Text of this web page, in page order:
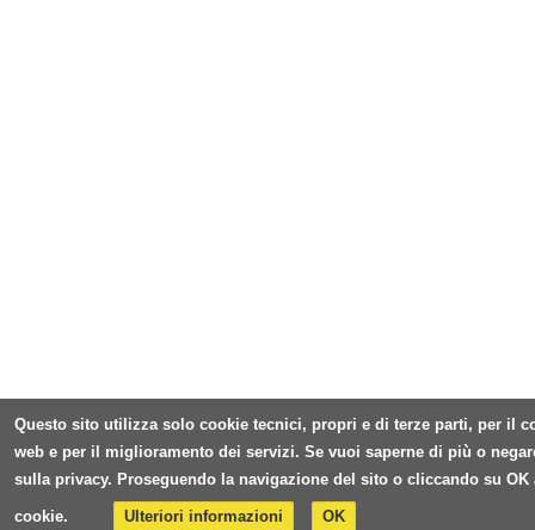
Questo sito utilizza solo cookie tecnici, propri e di terze parti, per il
web e per il miglioramento dei servizi. Se vuoi saperne di più o
sulla privacy. Proseguendo la navigazione del sito o cliccando su
cookie. Ulteriori informazioni OK